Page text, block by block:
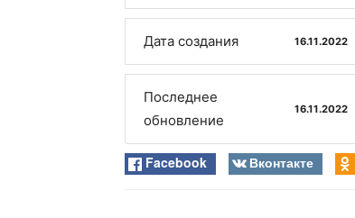
Дата создания 16.11.2022
Последнее
обновление
16.11.2022
Facebook Вконтакте